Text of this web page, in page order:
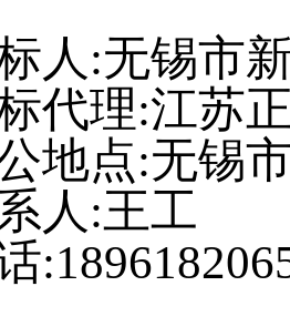
人 :无锡市
代理:江苏
地点:无锡
人 :王工